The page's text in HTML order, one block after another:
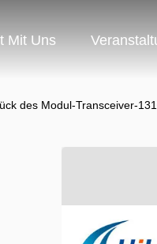
Mit Uns
des Modul-Transceiver-